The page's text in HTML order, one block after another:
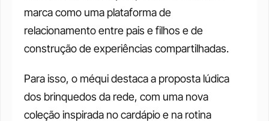
marca como uma plataforma de
relacionamento entre pais e filhos e de
construção de experiências compartilhadas.
Para isso, o méqui destaca a proposta lúdica
dos brinquedos da rede, com uma nova
coleção inspirada no cardápio e na rotina